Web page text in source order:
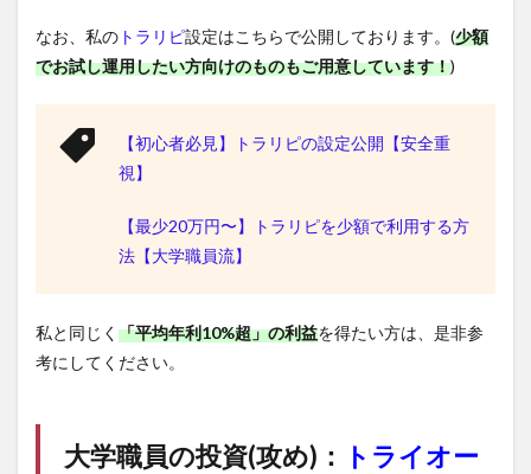
なお、私の トラリピ設定はこちらで公開しております。(少額
でお試し運用したい方向けのものもご用意しています！)
【初心者必見】トラリピの設定公開【安全重
視】
【最少20万円〜】トラリピを少額で利用する方
法【大学職員流】
私と同じく 「平均年利10%超」の利益を得たい方は、是非参
考にしてください。
大学職員の投資(攻め)： トライオー